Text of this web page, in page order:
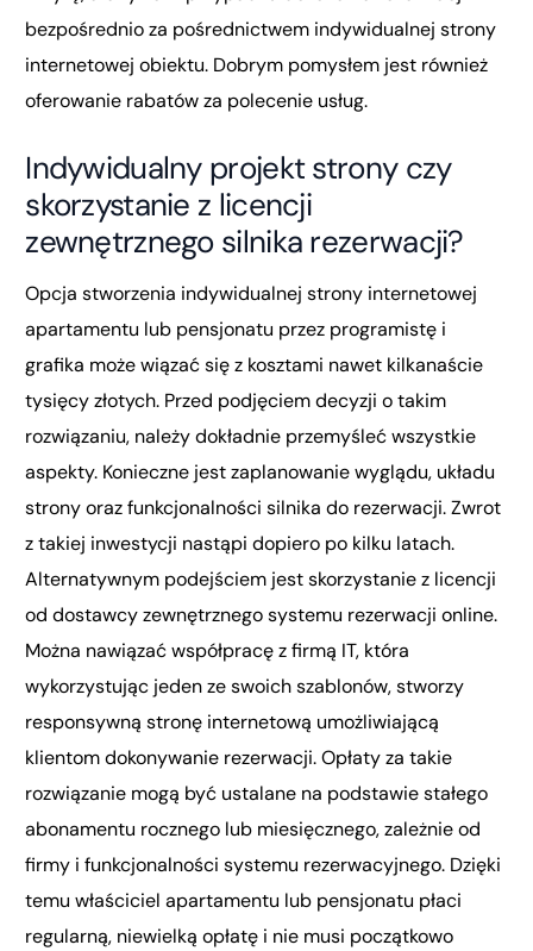
bezpośrednio za pośrednictwem indywidualnej strony
internetowej obiektu. Dobrym pomysłem jest również
oferowanie rabatów za polecenie usług.
Indywidualny projekt strony czy
skorzystanie z licencji
zewnętrznego silnika rezerwacji?
Opcja stworzenia indywidualnej strony internetowej
apartamentu lub pensjonatu przez programistę i
grafika może wiązać się z kosztami nawet kilkanaście
tysięcy złotych. Przed podjęciem decyzji o takim
rozwiązaniu, należy dokładnie przemyśleć wszystkie
aspekty. Konieczne jest zaplanowanie wyglądu, układu
strony oraz funkcjonalności silnika do rezerwacji. Zwrot
z takiej inwestycji nastąpi dopiero po kilku latach.
Alternatywnym podejściem jest skorzystanie z licencji
od dostawcy zewnętrznego systemu rezerwacji online.
Można nawiązać współpracę z firmą IT, która
wykorzystując jeden ze swoich szablonów, stworzy
responsywną stronę internetową umożliwiającą
klientom dokonywanie rezerwacji. Opłaty za takie
rozwiązanie mogą być ustalane na podstawie stałego
abonamentu rocznego lub miesięcznego, zależnie od
firmy i funkcjonalności systemu rezerwacyjnego. Dzięki
temu właściciel apartamentu lub pensjonatu płaci
regularną, niewielką opłatę i nie musi początkowo